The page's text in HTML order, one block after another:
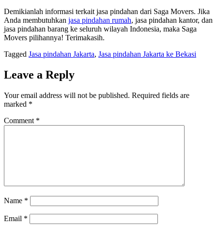
Demikianlah informasi terkait jasa pindahan dari Saga Movers. Jika
Anda membutuhkan jasa pindahan rumah, jasa pindahan kantor, dan
jasa pindahan barang ke seluruh wilayah Indonesia, maka Saga
Movers pilihannya! Terimakasih.
Tagged Jasa pindahan Jakarta, Jasa pindahan Jakarta ke Bekasi
Leave a Reply
Your email address will not be published. Required fields are
marked *
Comment *
Name *
Email *